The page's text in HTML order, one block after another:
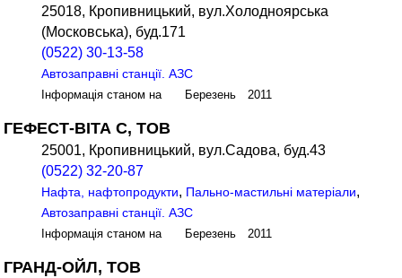
25018, Кропивницький, вул.Холодноярська
(Московська), буд.171
(0522) 30-13-58
Автозаправні станції. АЗС
Інформація станом на Березень 2011
ГЕФЕСТ-ВІТА С, ТОВ
25001, Кропивницький, вул.Садова, буд.43
(0522) 32-20-87
Нафта, нафтопродукти, Пально-мастильні матеріали,
Автозаправні станції. АЗС
Інформація станом на Березень 2011
ГРАНД-ОЙЛ, ТОВ